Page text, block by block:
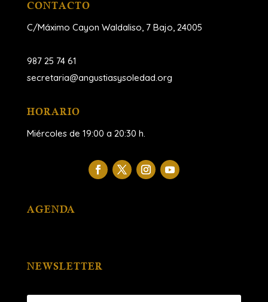
CONTACTO
C/Máximo Cayon Waldaliso, 7 Bajo, 24005
987 25 74 61
secretaria@angustiasysoledad.org
HORARIO
Miércoles de 19:00 a 20:30 h.
AGENDA
NEWSLETTER